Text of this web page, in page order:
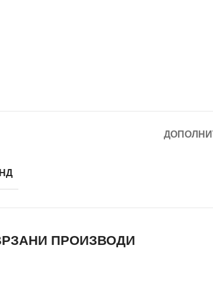
ПРОИЗВОДИ